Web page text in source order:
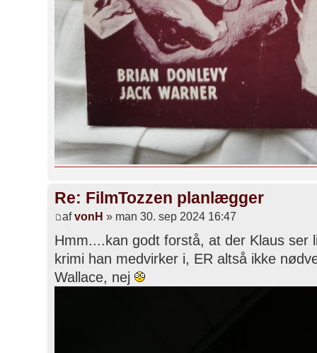
Re: FilmTozzen planlægger
afvonH » man 30. sep 2024 16:47
Hmm....kan godt forstå, at der Klaus ser
krimi han medvirker i, ER altså ikke
Wallace, nej